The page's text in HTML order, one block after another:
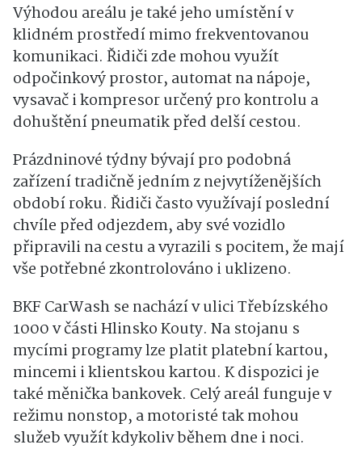
Výhodou areálu je také jeho umístění v
klidném prostředí mimo frekventovanou
komunikaci. Řidiči zde mohou využít
odpočinkový prostor, automat na nápoje,
vysavač i kompresor určený pro kontrolu a
dohuštění pneumatik před delší cestou.
Prázdninové týdny bývají pro podobná
zařízení tradičně jedním z nejvytíženějších
období roku. Řidiči často využívají poslední
chvíle před odjezdem, aby své vozidlo
připravili na cestu a vyrazili s pocitem, že mají
vše potřebné zkontrolováno i uklizeno.
BKF CarWash se nachází v ulici Třebízského
1000 v části Hlinsko Kouty. Na stojanu s
mycími programy lze platit platební kartou,
mincemi i klientskou kartou. K dispozici je
také měnička bankovek. Celý areál funguje v
režimu nonstop, a motoristé tak mohou
služeb využít kdykoliv během dne i noci.